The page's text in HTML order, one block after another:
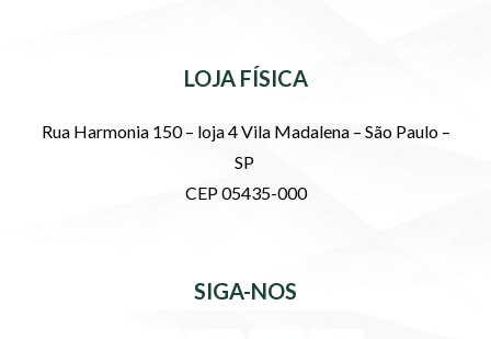
LOJA FÍSICA
Rua Harmonia 150 – loja 4 Vila Madalena – São Paulo –
SP
CEP 05435-000
SIGA-NOS